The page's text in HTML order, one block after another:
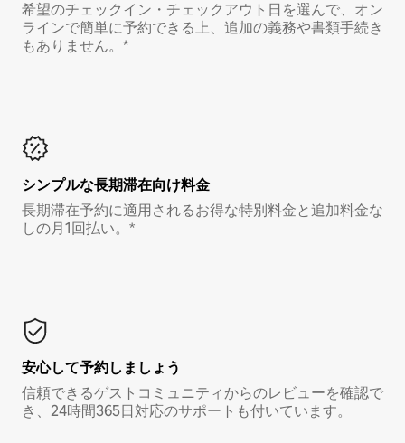
希望のチェックイン・チェックアウト日を選んで、オン
ラインで簡単に予約できる上、追加の義務や書類手続き
もありません。*
シンプルな長期滞在向け料金
長期滞在予約に適用されるお得な特別料金と追加料金な
しの月1回払い。*
安心して予約しましょう
信頼できるゲストコミュニティからのレビューを確認で
き、24時間365日対応のサポートも付いています。